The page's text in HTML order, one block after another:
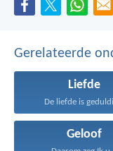
Gerelateerde
Liefde
De liefde is
Geloof